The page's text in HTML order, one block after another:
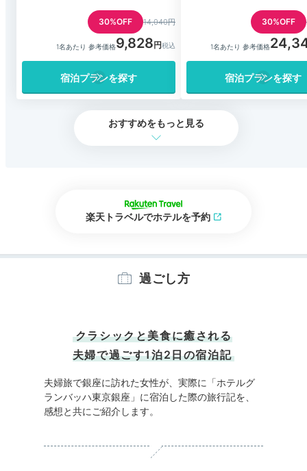
30%OFF 14,040円
1名あたり 参考価格9,828
宿泊プランを探す
30%OFF
1名あたり 参考価格
宿泊プランを探す
おすすめをもっと見る
楽天トラベルでホテルを予約
過ごし方
クラシックと美食に癒される
夫婦で過ごす1泊2日の宿泊記
夫婦旅で銀座に訪れた女性が、実際に「ホテルグ
ランバッハ東京銀座」に宿泊した際の旅行記を、
感想と共にご紹介します。